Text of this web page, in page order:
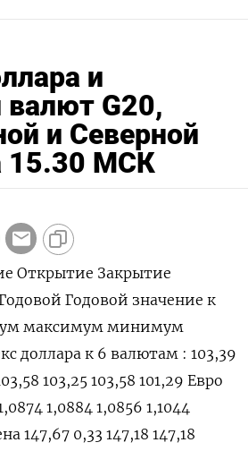
и
валют G20,
и Северной
15.30 МСК
Открытие Закрытие
Годовой значение к
максимум минимум
доллара к 6 валютам : 103,39
103,25 103,58 101,29 Евро
1,0884 1,0856 1,1044
147,67 0,33 147,18 147,18